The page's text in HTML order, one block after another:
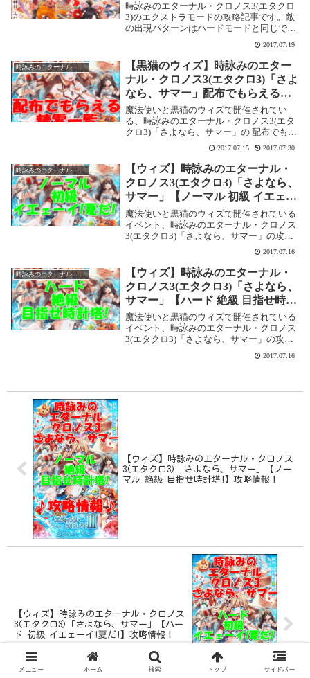
時詠みのエターナル・クロノス3(エタクロ
3)のエクストラモードの攻略記事です。敵
の出現パターンはハードモードと同じです
が、クイズがすべて四択です。ただ、2
色、3色パネルがほとんどなのでクイズの
難易度が上っています。またサブクエスト
の達成条件...
2017.07.19
時詠みのエターナル・クロノス3(エタクロ3)
【黒猫のウィズ】時詠みのエター
ナル・クロノス3(エタクロ3)「さよ
なら、サマー」配布でもらえる報
酬精霊・潜在結晶一覧
魔法使いと黒猫のウィズで開催されてい
る、時詠みのエターナル・クロノス3(エタ
クロ3)「さよなら、サマー」の 配布でもら
える精霊をまとめ中です。「時の聖砂(S)」
も入手できました。また、高難度でもらえ
る「」の情報を追記しました。水滴る夏の
時 ...
2017.07.15 2017.07.30
時詠みのエターナル・クロノス3(エタクロ3)
【ウィズ】時詠みのエターナル・
クロノス3(エタクロ3)「さよなら、
サマー」【ノーマル 初級 イエェー
イ!夏だ!】攻略情報！
魔法使いと黒猫のウィズで開催されている
イベント、時詠みのエターナル・クロノス
3(エタクロ3)「さよなら、サマー」の攻略
記事です。ここでは【ノーマル 初級 イエ
ェーイ!夏だ!】を攻略します。時詠みのエ
ターナル・クロノス3(エタクロ3)【ノー
マ...
2017.07.16
時詠みのエターナル・クロノス3(エタクロ3)
【ウィズ】時詠みのエターナル・
クロノス3(エタクロ3)「さよなら、
サマー」【ハード 絶級 目指せ時計
塔!】攻略情報！
魔法使いと黒猫のウィズで開催されている
イベント、時詠みのエターナル・クロノス
3(エタクロ3)「さよなら、サマー」の攻略
記事です。ここでは【ハード 絶級 目指せ
時計塔!】を攻略します。時詠みのエター
2017.07.16
【ウィズ】時詠みのエターナル・クロノス
3(エタクロ3)「さよなら、サマー」【ノー
マル 絶級 目指せ時計塔!】攻略情報！
【ウィズ】時詠みのエターナル・クロノス
3(エタクロ3)「さよなら、サマー」【ハー
ド 初級 イエェーイ!夏だ!】攻略情報！
メニュー ホーム 検索 トップ サイドバー